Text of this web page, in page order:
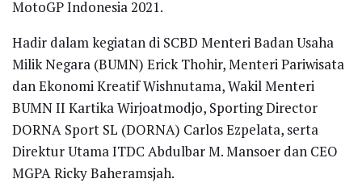
MotoGP Indonesia 2021.
Hadir dalam kegiatan di SCBD Menteri Badan Usaha
Milik Negara (BUMN) Erick Thohir, Menteri Pariwisata
dan Ekonomi Kreatif Wishnutama, Wakil Menteri
BUMN II Kartika Wirjoatmodjo, Sporting Director
DORNA Sport SL (DORNA) Carlos Ezpelata, serta
Direktur Utama ITDC Abdulbar M. Mansoer dan CEO
MGPA Ricky Baheramsjah.